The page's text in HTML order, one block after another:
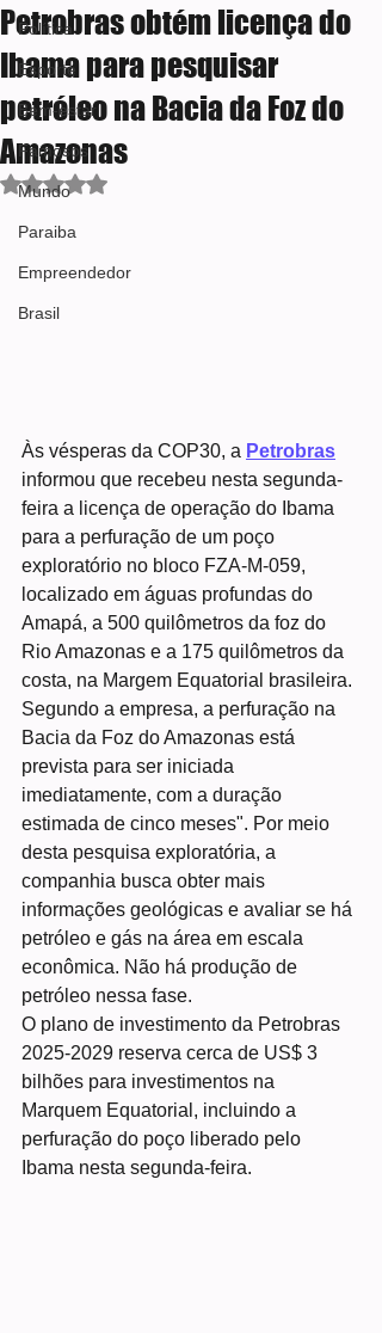
Política
Esporte
Bem-estar
Famosos
Mundo
Paraiba
Empreendedor
Brasil
Petrobras obtém licença do
Ibama para pesquisar
petróleo na Bacia da Foz do
Amazonas
Avaliado com NaN de 5 estrelas.
Às vésperas da COP30, a Petrobras
informou que recebeu nesta segunda-
feira a licença de operação do Ibama
para a perfuração de um poço
exploratório no bloco FZA-M-059,
localizado em águas profundas do
Amapá, a 500 quilômetros da foz do
Rio Amazonas e a 175 quilômetros da
costa, na Margem Equatorial brasileira.
Segundo a empresa, a perfuração na
Bacia da Foz do Amazonas está
prevista para ser iniciada
imediatamente, com a duração
estimada de cinco meses". Por meio
desta pesquisa exploratória, a
companhia busca obter mais
informações geológicas e avaliar se há
petróleo e gás na área em escala
econômica. Não há produção de
petróleo nessa fase.
O plano de investimento da Petrobras
2025-2029 reserva cerca de US$ 3
bilhões para investimentos na
Marquem Equatorial, incluindo a
perfuração do poço liberado pelo
Ibama nesta segunda-feira.